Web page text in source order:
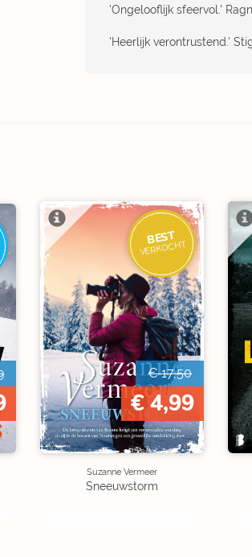
'Ongelooflijk sfeervol.'
'Heerlijk verontrustend.'
BEST
VERKOCHT
€ 17,50
€ 4,99
Suzanne Vermeer
Sneeuwstorm